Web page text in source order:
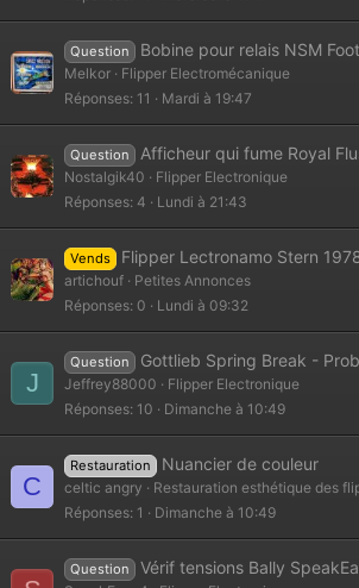
Question Bobine pour relais NSM
Melkor
Flipper Electromécanique
Réponses 11 Mardi à 19:47
Question Afficheur qui fume Royal
Nostalgik40
Flipper Electronique
Réponses 4 Lundi à 21:43
Vends Flipper Lectronamo Stern
artichouf
Petites Annonces
Réponses 0 Lundi à 09:32
J
Question Gottlieb Spring Break -
Jeffrey88000
Flipper Electronique
Réponses 10 Dimanche à 10:49
C
Restauration Nuancier de couleur
celtic angry
Restauration esthétique des
Réponses 1 Dimanche à 10:49
Question Vérif tensions Bally